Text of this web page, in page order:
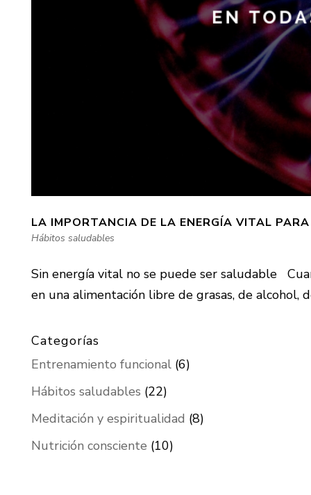
LA IMPORTANCIA DE LA ENERGÍA VITAL
Hábitos saludables
Sin energía vital no se puede ser saludable
en una alimentación libre de grasas, de alcohol,
Categorías
Entrenamiento funcional(6)
Hábitos saludables (22)
Meditación y espiritualidad (8)
Nutrición consciente (10)